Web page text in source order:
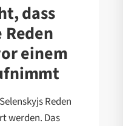
dass
einem
Reden
werden. Das